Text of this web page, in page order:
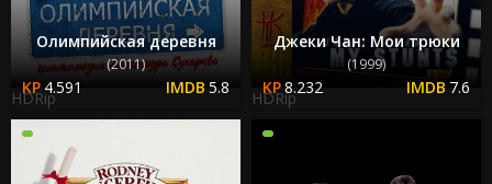
Олимпийская деревня
(2011)
4.591 5.8
HDRip
Джеки Чан: Мои трюки
(1999)
8.232 7.6
HDRip